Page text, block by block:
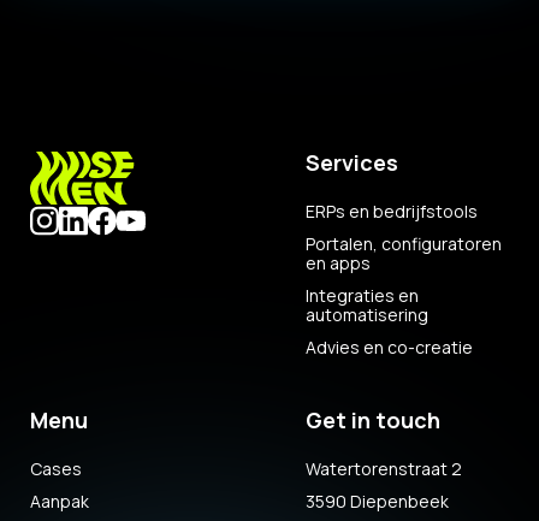
Services
ERPs en bedrijfstools
Portalen, configuratoren
en apps
Integraties en
automatisering
Advies en co-creatie
Menu
Cases
Aanpak
Get in touch
Watertorenstraat 2
3590 Diepenbeek